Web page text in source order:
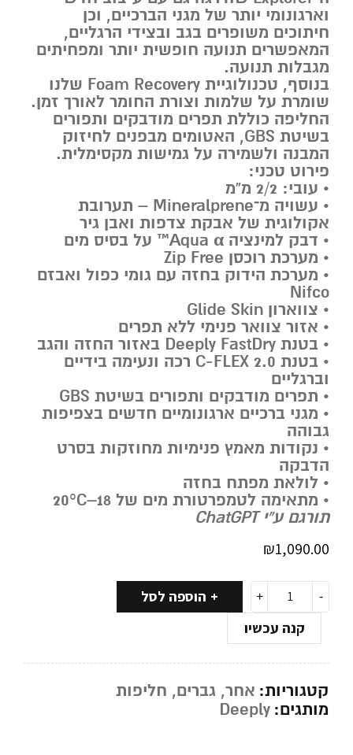
וארגונומי יותר של מגני הברכיים, וכן
חיתוכים משופרים בגב ובצידי הרגליים,
המאפשרים תנועה חופשית יותר ומפחיתים
מגבלות תנועה.
בנוסף, טכנולוגיית Foam Recovery שלנו
שומרת על שלמות וצורת החומר לאורך זמן.
החליפה כוללת תפרים מודבקים ותפורים
בשיטת GBS, האטומים מבפנים לחיזוק
המבנה ולשמירה על גמישות מקסימלית.
פירוט טכני:
• עובי: 2/2 מ”מ
• עשויה מ־Mineralprene – תערובת
אקולוגית של אבקת צדפות ואבן גיר
• דבק למינציה Aqua α™
על בסיס מים
• מערכת רוכסן Zip Free
• מערכת הידוק בחזה עם גומי כפול ואבזם
Nifco
• צווארון Glide Skin
• אזור צוואר פנימי ללא תפרים
• בטנת Deeply FastDry באזור החזה והגב
• בטנת C-FLEX 2.0 רכה ונעימה בידיים
וברגליים
• תפרים מודבקים ותפורים בשיטת GBS
• מגני ברכיים ארגונומיים חדשים בצפיפות
גבוהה
• נקודות מאמץ פנימיות מחוזקות בסרט
הדבקה
• לולאת מפתח בחזה
• מתאימה לטמפרטורת מים של 18–20°C
תורגם ע”י ChatGPT
₪1,090.00
הוספה לסל
קנה עכשיו
קטגוריות: אחר, גברים, חליפות
מותגים: Deeply